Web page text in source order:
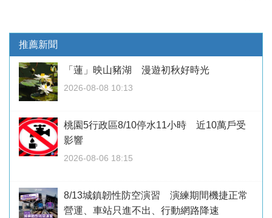
推薦新聞
「蓮」映山豬湖 漫遊初秋好時光
2026-08-08 10:13
桃園5行政區8/10停水11小時 近10萬戶受
影響
2026-08-06 18:15
8/13城鎮韌性防空演習 演練期間機捷正常
營運、車站只進不出、行動網路降速